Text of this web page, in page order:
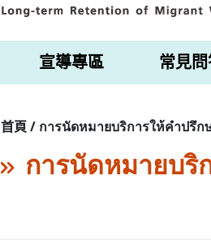
宣導專區 常見
首頁 / การนัดหมายบริการให้คำปรึ
การนัดหมายบริ